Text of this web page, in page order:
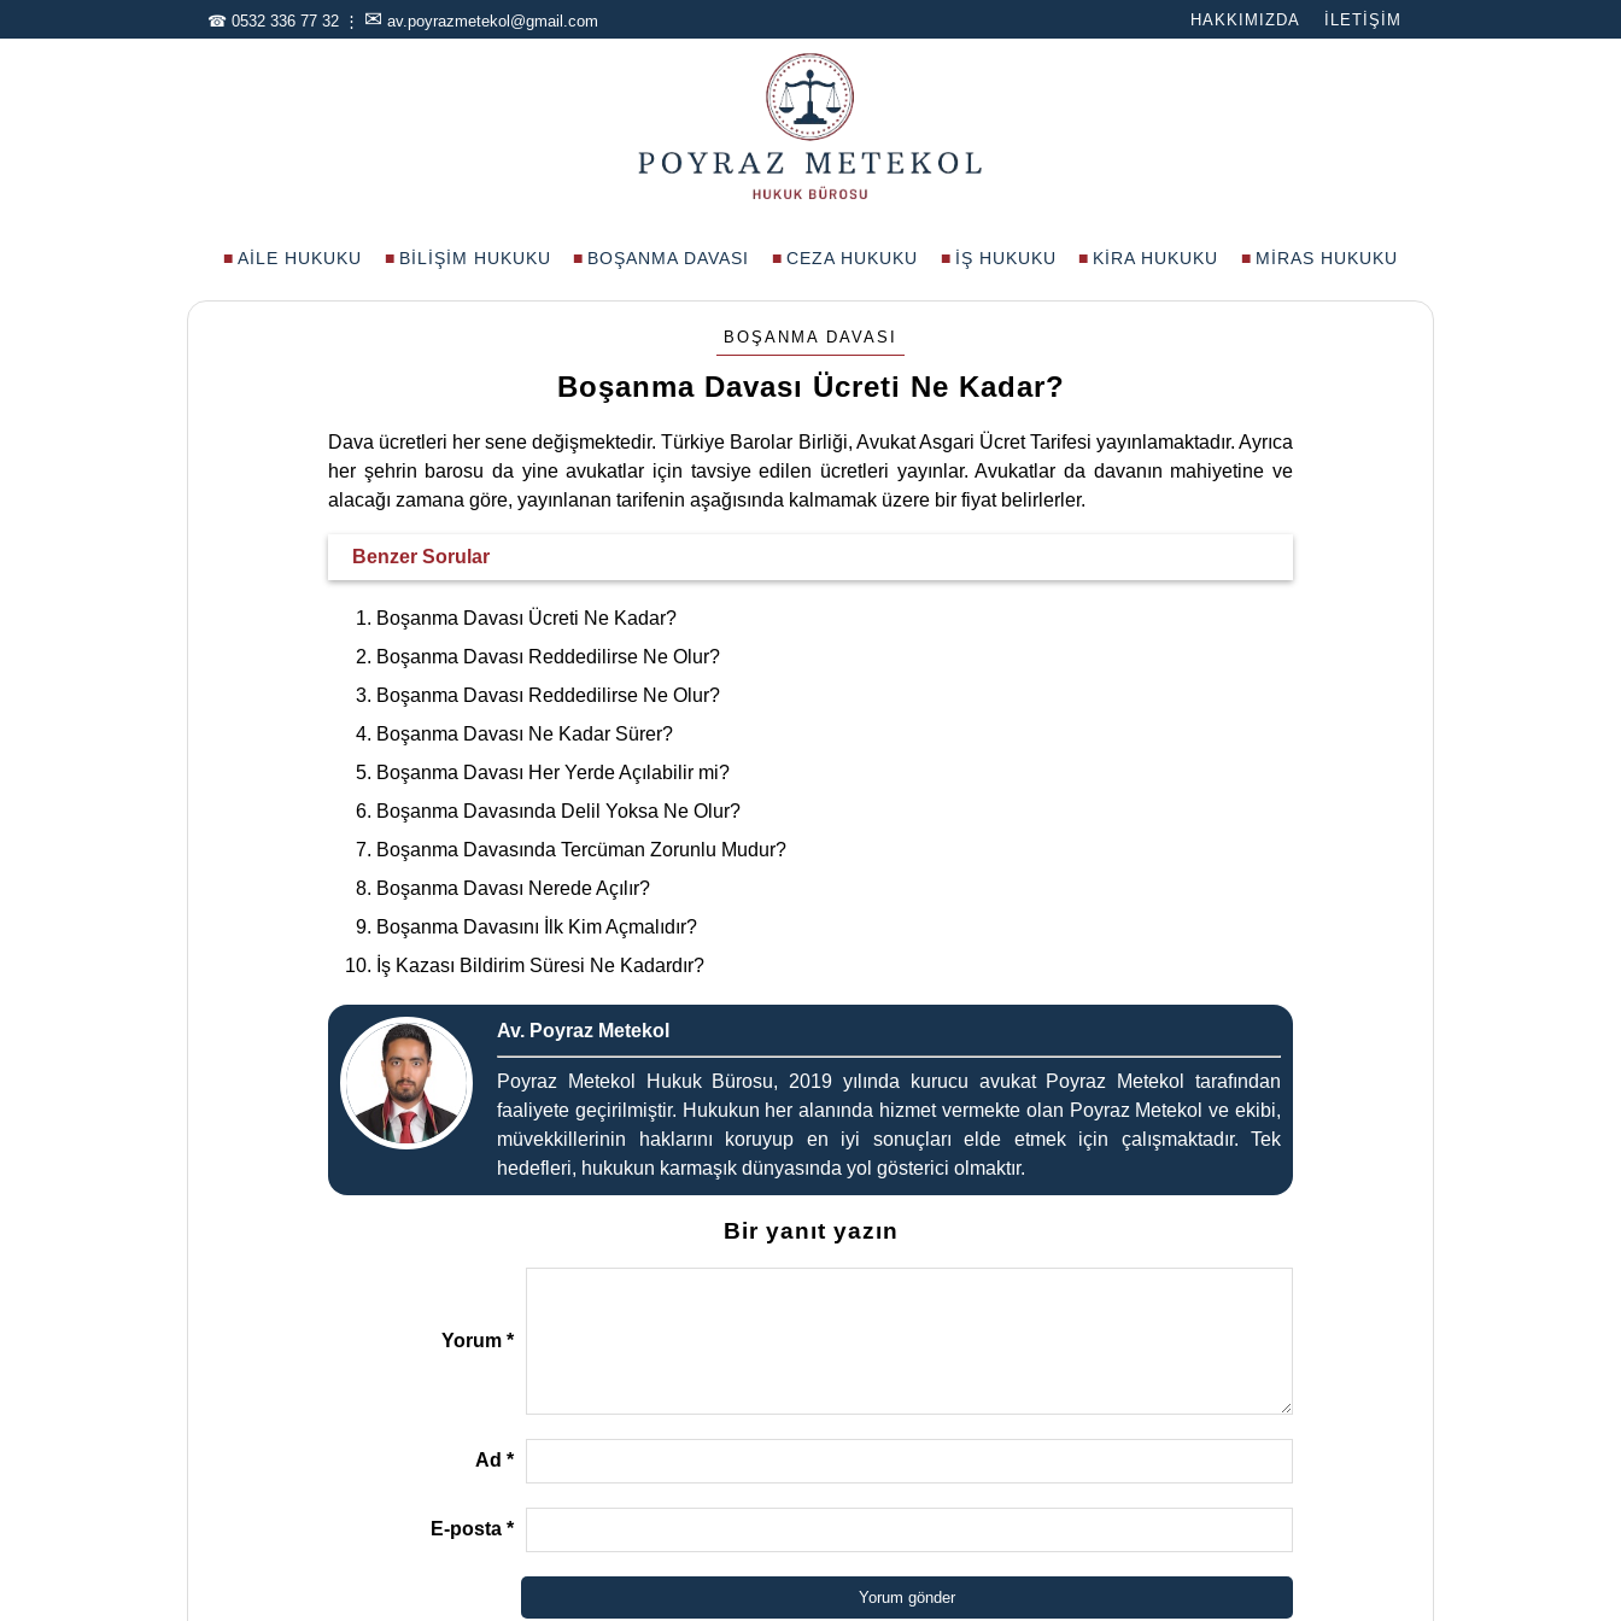
☎ 0532 336 77 32 ⋮ ✉ av.poyrazmetekol@gmail.com HAKKIMIZDA İLETIŞIM
AILE HUKUKU BILIŞIM HUKUKU BOŞANMA DAVASI CEZA HUKUKU İŞ HUKUKU KIRA HUKUKU MIRAS HUKUKU
BOŞANMA DAVASI
Boşanma Davası Ücreti Ne Kadar?
Dava ücretleri her sene değişmektedir. Türkiye Barolar Birliği, Avukat Asgari Ücret Tarifesi yayınlamaktadır. Ayrıca
her şehrin barosu da yine avukatlar için tavsiye edilen ücretleri yayınlar. Avukatlar da davanın mahiyetine ve
alacağı zamana göre, yayınlanan tarifenin aşağısında kalmamak üzere bir fiyat belirlerler.
Benzer Sorular
Boşanma Davası Ücreti Ne Kadar?
Boşanma Davası Reddedilirse Ne Olur?
Boşanma Davası Reddedilirse Ne Olur?
Boşanma Davası Ne Kadar Sürer?
Boşanma Davası Her Yerde Açılabilir mi?
Boşanma Davasında Delil Yoksa Ne Olur?
Boşanma Davasında Tercüman Zorunlu Mudur?
Boşanma Davası Nerede Açılır?
Boşanma Davasını İlk Kim Açmalıdır?
İş Kazası Bildirim Süresi Ne Kadardır?
Av. Poyraz Metekol
Poyraz Metekol Hukuk Bürosu, 2019 yılında kurucu avukat Poyraz Metekol tarafından
faaliyete geçirilmiştir. Hukukun her alanında hizmet vermekte olan Poyraz Metekol ve ekibi,
müvekkillerinin haklarını koruyup en iyi sonuçları elde etmek için çalışmaktadır. Tek
hedefleri, hukukun karmaşık dünyasında yol gösterici olmaktır.
Bir yanıt yazın
Yorum *
Ad *
E-posta *